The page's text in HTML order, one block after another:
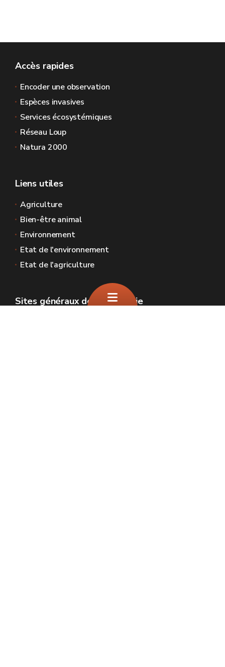
Accès rapides
Encoder une observation
Espèces invasives
Services écosystémiques
Réseau Loup
Natura 2000
Liens utiles
Agriculture
Bien-être animal
Environnement
Etat de l'environnement
Etat de l'agriculture
Sites généraux de la Wallonie